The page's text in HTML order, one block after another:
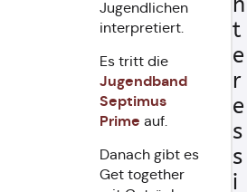
Jugendlichen
interpretiert.
Es tritt die
Jugendband
Septimus
Prime auf.
Danach gibt es
Get together
t
e
r
e
s
s
i